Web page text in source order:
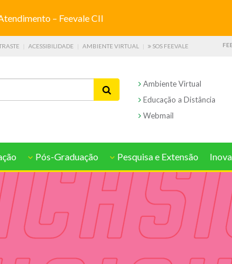
– Feevale CII
ACESSIBILIDADE AMBIENTE VIRTUAL SOS FEEVALE
Ambiente Virtual
Educação a Distância
Webmail
Pós-Graduação Pesquisa e Extensão